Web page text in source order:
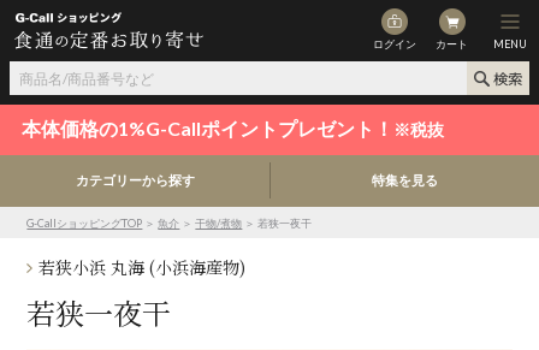
ログイン カート MENU
本体価格の1%G-Callポイントプレゼント！ ※税抜
カテゴリーから探す 特集を見る
G-CallショッピングTOP ＞魚介 ＞干物/煮物 ＞ 若狭一夜干
若狭小浜 丸海 (小浜海産物)
若狭一夜干